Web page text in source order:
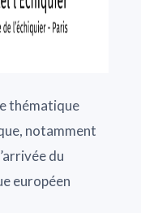
thématique
notamment
du
européen